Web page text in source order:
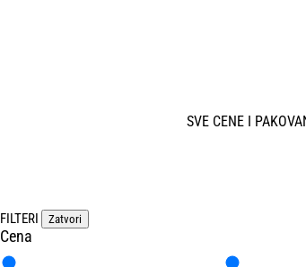
SVE CENE I
FILTERI Zatvori
Cena